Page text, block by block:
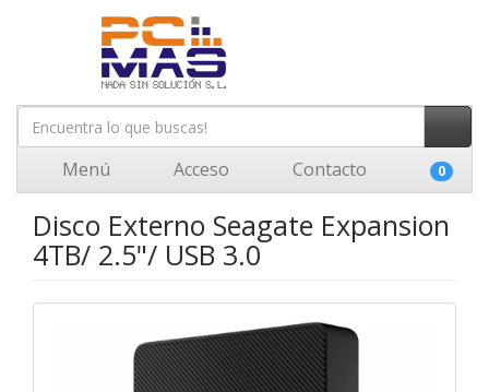
Menú Acceso Contacto 0
Disco Externo Seagate Expansion
4TB/ 2.5"/ USB 3.0